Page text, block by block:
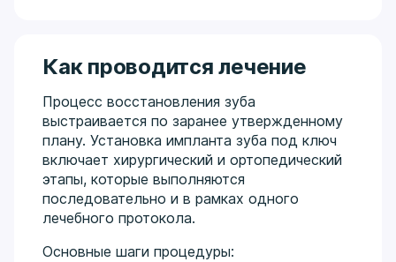
Как проводится лечение
Процесс восстановления зуба
выстраивается по заранее утвержденному
плану. Установка импланта зуба под ключ
включает хирургический и ортопедический
этапы, которые выполняются
последовательно и в рамках одного
лечебного протокола.
Основные шаги процедуры: